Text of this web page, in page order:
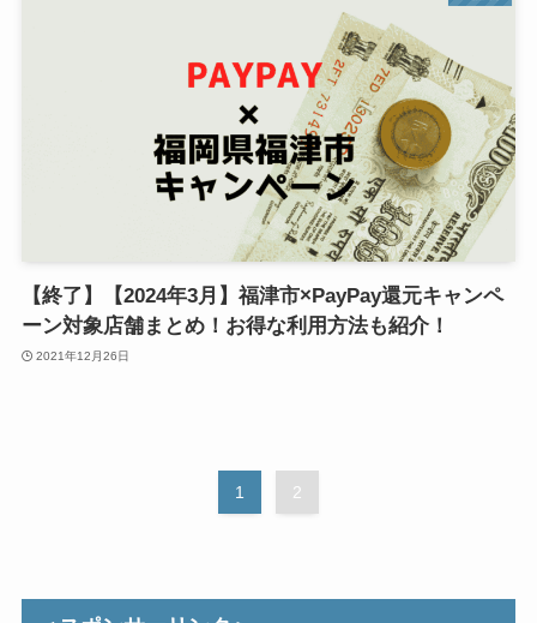
【終了】【2024年3月】福津市×PayPay還元キャンペ
ーン対象店舗まとめ！お得な利用方法も紹介！
2021年12月26日
1 2